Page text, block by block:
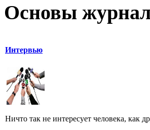
Основы
Интервью
Ничто так не интересует человека, как